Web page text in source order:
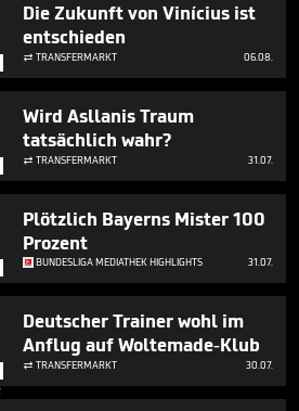
Die Zukunft von Vinícius ist
entschieden
 TRANSFERMARKT 06.08.
Wird Asllanis Traum
tatsächlich wahr?
 TRANSFERMARKT 31.07.
Plötzlich Bayerns Mister 100
Prozent
BUNDESLIGA MEDIATHEK HIGHLIGHTS 31.07.
Deutscher Trainer wohl im
Anflug auf Woltemade-Klub
 TRANSFERMARKT 30.07.